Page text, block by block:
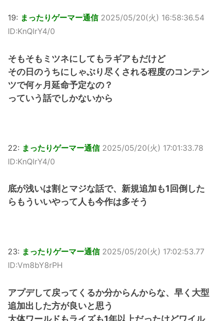
19: まったりゲーマー通信 2025/05/20(火) 16:58:36.54
ID:KnQlrY4/0
そもそもミツネにしてもラギアもだけど
その日のうちにしゃぶり尽くされる程度のコンテン
ツで何ヶ月延命予定なの？
っていう話でしかないから
22: まったりゲーマー通信 2025/05/20(火) 17:01:33.78
ID:KnQlrY4/0
底が浅いは割とマジな話で、新規追加も1回倒した
らもういいやって人も今作は多そう
23: まったりゲーマー通信 2025/05/20(火) 17:02:53.77
ID:Vm8bY8rPH
アプデして戻ってくるか分からんからな、早く大型
追加出した方が良いと思う
大体ワールドもライズも1年以上だったけどワイル